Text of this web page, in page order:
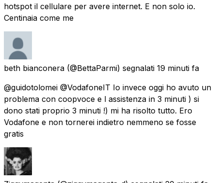
hotspot il cellulare per avere internet. E non solo io.
Centinaia come me
beth bianconera (@BettaParmi) segnalati 19 minuti fa
@guidotolomei @VodafoneIT Io invece oggi ho avuto un
problema con coopvoce e l assistenza in 3 minuti ) si
dono stati proprio 3 minuti !) mi ha risolto tutto. Ero
Vodafone e non tornerei indietro nemmeno se fosse
gratis